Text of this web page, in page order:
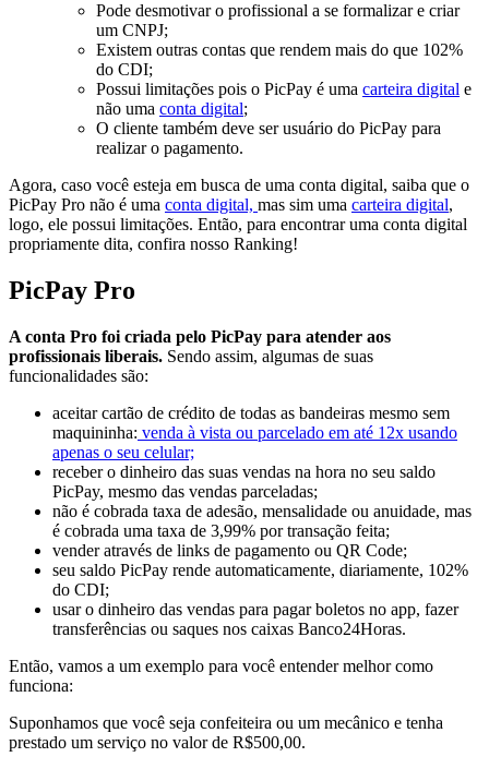
Pode desmotivar o profissional a se formalizar e criar
um CNPJ;
Existem outras contas que rendem mais do que 102%
do CDI;
Possui limitações pois o PicPay é uma carteira digital e
não uma conta digital;
O cliente também deve ser usuário do PicPay para
realizar o pagamento.
Agora, caso você esteja em busca de uma conta digital, saiba que o
PicPay Pro não é uma conta digital, mas sim uma carteira digital,
logo, ele possui limitações. Então, para encontrar uma conta digital
propriamente dita, confira nosso Ranking!
PicPay Pro
A conta Pro foi criada pelo PicPay para atender aos
profissionais liberais. Sendo assim, algumas de suas
funcionalidades são:
aceitar cartão de crédito de todas as bandeiras mesmo sem
maquininha: venda à vista ou parcelado em até 12x usando
apenas o seu celular;
receber o dinheiro das suas vendas na hora no seu saldo
PicPay, mesmo das vendas parceladas;
não é cobrada taxa de adesão, mensalidade ou anuidade, mas
é cobrada uma taxa de 3,99% por transação feita;
vender através de links de pagamento ou QR Code;
seu saldo PicPay rende automaticamente, diariamente, 102%
do CDI;
usar o dinheiro das vendas para pagar boletos no app, fazer
transferências ou saques nos caixas Banco24Horas.
Então, vamos a um exemplo para você entender melhor como
funciona:
Suponhamos que você seja confeiteira ou um mecânico e tenha
prestado um serviço no valor de R$500,00.